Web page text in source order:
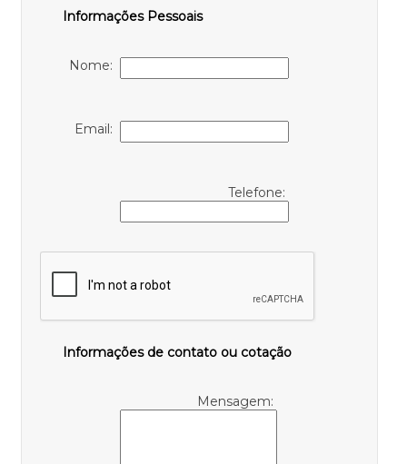
Informações Pessoais
Nome:
Email:
Telefone:
Informações de contato ou cotação
Mensagem: